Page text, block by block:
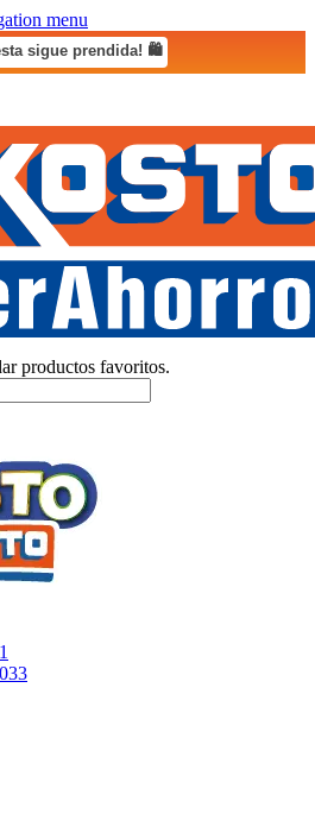
menu
sigue prendida! 🛍️
productos favoritos.